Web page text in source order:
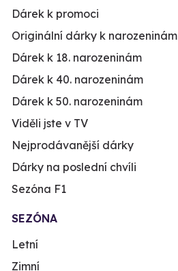
Dárek k promoci
Originální dárky k narozeninám
Dárek k 18. narozeninám
Dárek k 40. narozeninám
Dárek k 50. narozeninám
Viděli jste v TV
Nejprodávanější dárky
Dárky na poslední chvíli
Sezóna F1
SEZÓNA
Letní
Zimní